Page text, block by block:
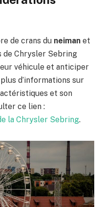
de crans du neiman et
de Chrysler Sebring
véhicule et anticiper
d’informations sur
et son
ce lien :
la Chrysler Sebring.